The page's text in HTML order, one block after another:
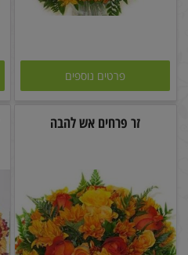
פרטים נוספים
זר פרחים אש להבה